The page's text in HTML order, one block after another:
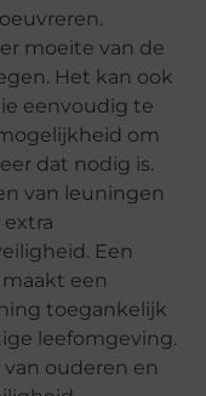
moeite van de
Het kan ook
eenvoudig te
om
dat nodig is.
van leuningen
Een
een
toegankelijk
leefomgeving.
ouderen en